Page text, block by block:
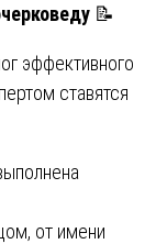
📝
эффективного
ставятся
от имени